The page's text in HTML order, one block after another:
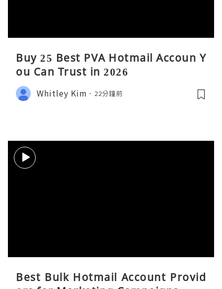
Buy 25 Best PVA Hotmail Accoun Y
ou Can Trust in 2026
Whitley Kim 22分鐘前
Best Bulk Hotmail Account Provid